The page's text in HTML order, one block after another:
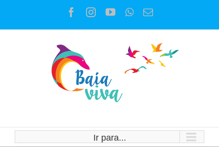
o
Facebook
Instagram
YouTubeWhatsApp
E-
Ir para...